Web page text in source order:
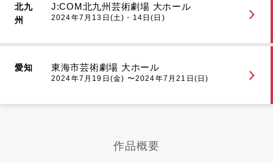
北九
州
J:COM北九州芸術劇場 大ホール
2024年7月13日(土)・14日(日)
愛知 東海市芸術劇場 大ホール
2024年7月19日(金) 〜2024年7月21日(日)
作品概要